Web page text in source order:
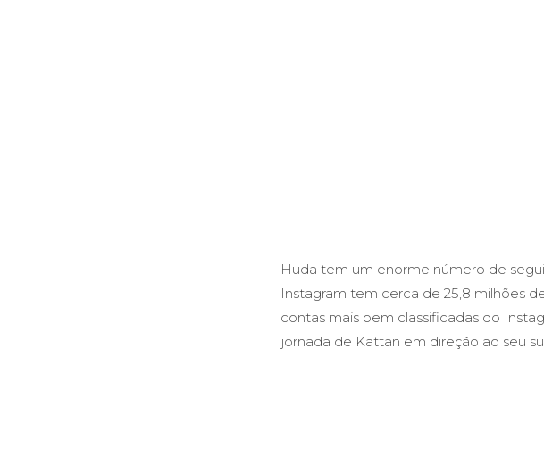
Huda tem um enorme número de
Instagram tem cerca de 25,8 milhões
contas mais bem classificadas do
jornada de Kattan em direção ao seu